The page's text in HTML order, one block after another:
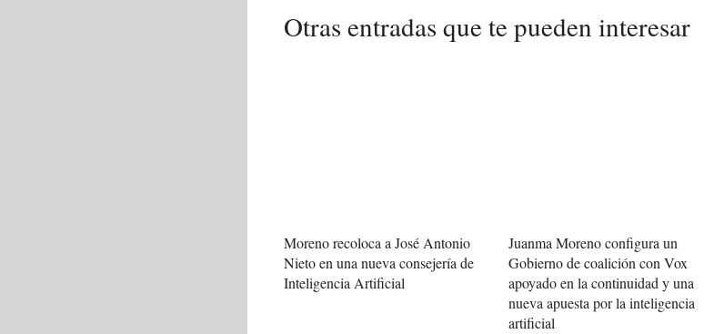
Otras entradas que te pueden interesar
Moreno recoloca a José Antonio
Nieto en una nueva consejería de
Inteligencia Artificial
Juanma Moreno configura un
Gobierno de coalición con Vox
apoyado en la continuidad y una
nueva apuesta por la inteligencia
artificial